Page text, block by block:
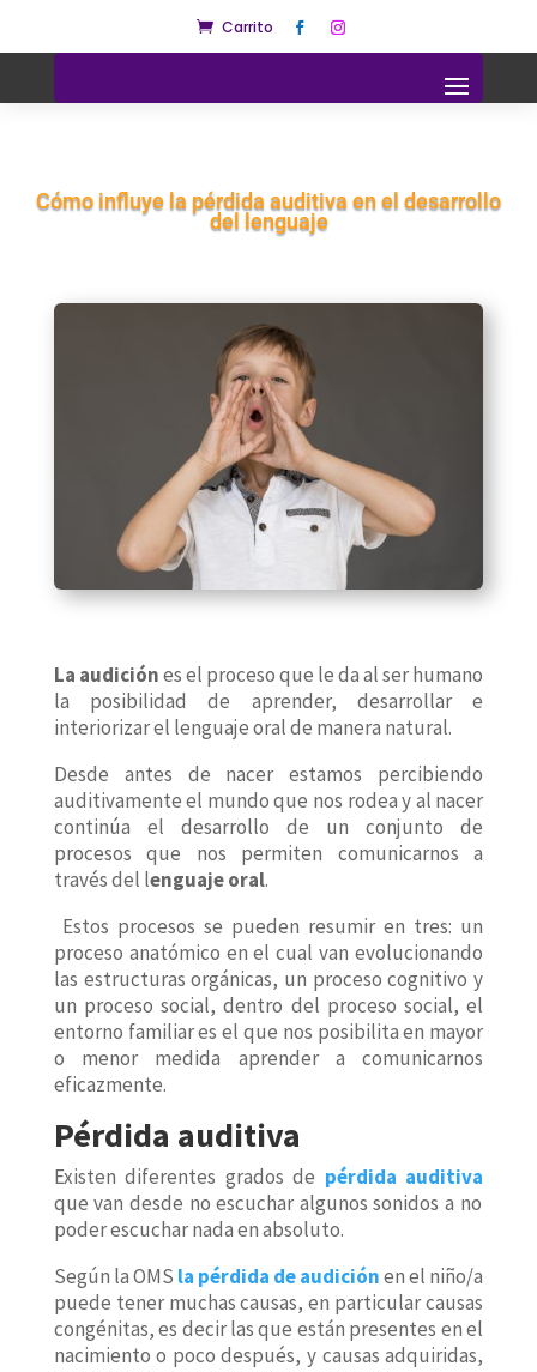
 Carrito
Cómo influye la pérdida auditiva en el desarrollo
del lenguaje
La audiciónes el proceso que le da al ser humano
la posibilidad de aprender, desarrollar e
interiorizar el lenguaje oral de manera natural.
Desde antes de nacer estamos percibiendo
auditivamente el mundo que nos rodea y al nacer
continúa el desarrollo de un conjunto de
procesos que nos permiten comunicarnos a
través del lenguaje oral.
Estos procesos se pueden resumir en tres: un
proceso anatómico en el cual van evolucionando
las estructuras orgánicas, un proceso cognitivo y
un proceso social, dentro del proceso social, el
entorno familiar es el que nos posibilita en mayor
o menor medida aprender a comunicarnos
eficazmente.
Pérdida auditiva
Existen diferentes grados de pérdida auditiva
que van desde no escuchar algunos sonidos a no
poder escuchar nada en absoluto.
Según la OMS la pérdida de audiciónen el niño/a
puede tener muchas causas, en particular causas
congénitas, es decir las que están presentes en el
nacimiento o poco después, y causas adquiridas,